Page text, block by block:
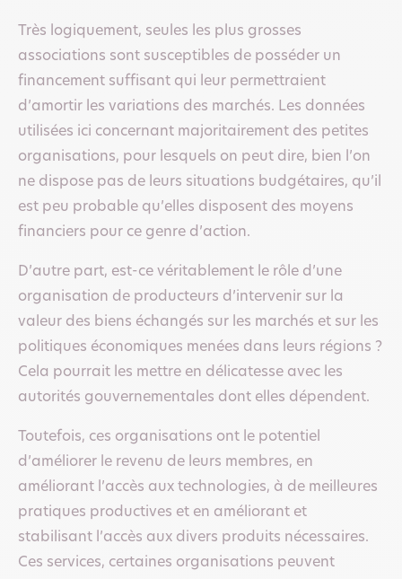
Très logiquement, seules les plus grosses
associations sont susceptibles de posséder un
financement suffisant qui leur permettraient
d’amortir les variations des marchés. Les données
utilisées ici concernant majoritairement des petites
organisations, pour lesquels on peut dire, bien l’on
ne dispose pas de leurs situations budgétaires, qu’il
est peu probable qu’elles disposent des moyens
financiers pour ce genre d’action.
D’autre part, est-ce véritablement le rôle d’une
organisation de producteurs d’intervenir sur la
valeur des biens échangés sur les marchés et sur les
politiques économiques menées dans leurs régions ?
Cela pourrait les mettre en délicatesse avec les
autorités gouvernementales dont elles dépendent.
Toutefois, ces organisations ont le potentiel
d’améliorer le revenu de leurs membres, en
améliorant l’accès aux technologies, à de meilleures
pratiques productives et en améliorant et
stabilisant l’accès aux divers produits nécessaires.
Ces services, certaines organisations peuvent